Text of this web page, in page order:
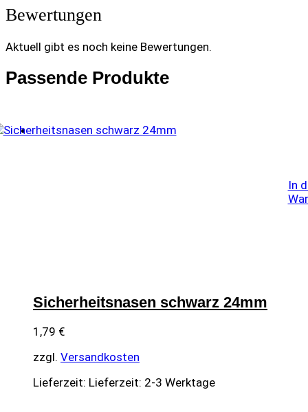
Bewertungen
Aktuell gibt es noch keine Bewertungen.
Passende Produkte
In
Sicherheitsnasen schwarz 24mm
1,79 €
zzgl. Versandkosten
Lieferzeit: Lieferzeit: 2-3 Werktage